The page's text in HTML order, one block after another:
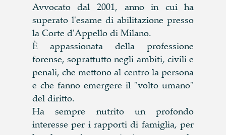
Avvocato dal 2001, anno in cui ha
superato l'esame di abilitazione presso
la Corte d'Appello di Milano.
È appassionata della professione
forense, soprattutto negli ambiti, civili e
penali, che mettono al centro la persona
e che fanno emergere il "volto umano"
del diritto.
Ha sempre nutrito un profondo
interesse per i rapporti di famiglia, per